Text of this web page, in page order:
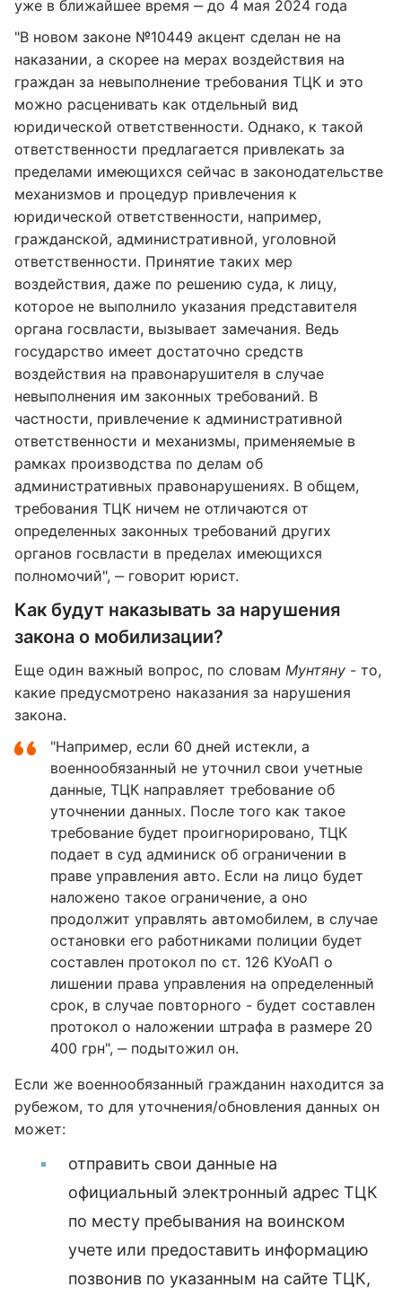
уже в ближайшее время ‒ до 4 мая 2024 года
"В новом законе №10449 акцент сделан не на
наказании, а скорее на мерах воздействия на
граждан за невыполнение требования ТЦК и это
можно расценивать как отдельный вид
юридической ответственности. Однако, к такой
ответственности предлагается привлекать за
пределами имеющихся сейчас в законодательстве
механизмов и процедур привлечения к
юридической ответственности, например,
гражданской, административной, уголовной
ответственности. Принятие таких мер
воздействия, даже по решению суда, к лицу,
которое не выполнило указания представителя
органа госвласти, вызывает замечания. Ведь
государство имеет достаточно средств
воздействия на правонарушителя в случае
невыполнения им законных требований. В
частности, привлечение к административной
ответственности и механизмы, применяемые в
рамках производства по делам об
административных правонарушениях. В общем,
требования ТЦК ничем не отличаются от
определенных законных требований других
органов госвласти в пределах имеющихся
полномочий", ‒ говорит юрист.
Как будут наказывать за нарушения
закона о мобилизации?
Еще один важный вопрос, по словам Мунтяну - то,
какие предусмотрено наказания за нарушения
закона.
"Например, если 60 дней истекли, а
военнообязанный не уточнил свои учетные
данные, ТЦК направляет требование об
уточнении данных. После того как такое
требование будет проигнорировано, ТЦК
подает в суд админиск об ограничении в
праве управления авто. Если на лицо будет
наложено такое ограничение, а оно
продолжит управлять автомобилем, в случае
остановки его работниками полиции будет
составлен протокол по ст. 126 КУоАП о
лишении права управления на определенный
срок, в случае повторного - будет составлен
протокол о наложении штрафа в размере 20
400 грн", ‒ подытожил он.
Если же военнообязанный гражданин находится за
рубежом, то для уточнения/обновления данных он
может:
отправить свои данные на
официальный электронный адрес ТЦК
по месту пребывания на воинском
учете или предоставить информацию
позвонив по указанным на сайте ТЦК,